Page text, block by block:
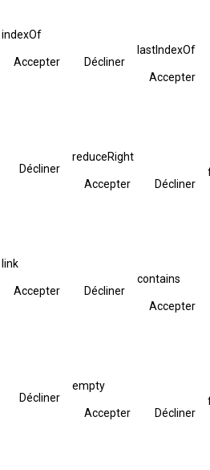
indexOf
Accepter Décliner
lastIndexOf
Accepter
Décliner
reduceRight
Accepter Décliner
link
Accepter Décliner
contains
Accepter
Décliner
empty
Accepter Décliner